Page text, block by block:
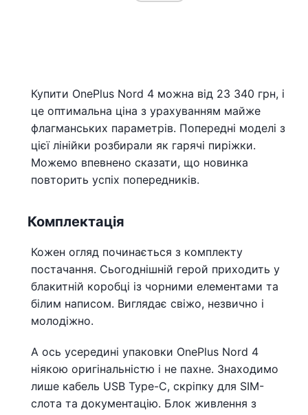
Купити OnePlus Nord 4 можна від 23 340 грн, і
це оптимальна ціна з урахуванням майже
флагманських параметрів. Попередні моделі з
цієї лінійки розбирали як гарячі пиріжки.
Можемо впевнено сказати, що новинка
повторить успіх попередників.
Комплектація
Кожен огляд починається з комплекту
постачання. Сьогоднішній герой приходить у
блакитній коробці із чорними елементами та
білим написом. Виглядає свіжо, незвично і
молодіжно.
А ось усередині упаковки OnePlus Nord 4
ніякою оригінальністю і не пахне. Знаходимо
лише кабель USB Type-C, скріпку для SIM-
слота та документацію. Блок живлення з